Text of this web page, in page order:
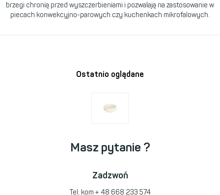
brzegi chronią przed wyszczerbieniami i pozwalają na zastosowanie w
piecach konwekcyjno-parowych czy kuchenkach mikrofalowych.
Ostatnio oglądane
Masz pytanie ?
Zadzwoń
Tel. kom + 48 668 233 574